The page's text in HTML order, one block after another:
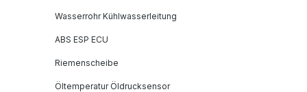
Wasserrohr Kühlwasserleitung
ABS ESP ECU
Riemenscheibe
Öltemperatur Öldrucksensor